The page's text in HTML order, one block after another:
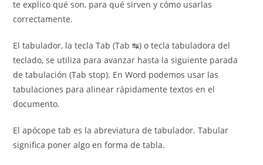
te explico qué son, para qué sirven y cómo usarlas
correctamente.
El tabulador, la tecla Tab (Tab ↹) o tecla tabuladora del
teclado, se utiliza para avanzar hasta la siguiente parada
de tabulación (Tab stop). En Word podemos usar las
tabulaciones para alinear rápidamente textos en el
documento.
El apócope tab es la abreviatura de tabulador. Tabular
significa poner algo en forma de tabla.